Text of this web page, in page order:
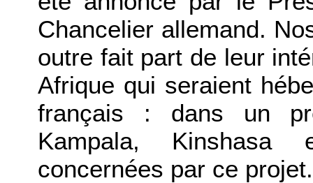
Chancelier allemand.
outre fait part de leur
Afrique qui seraient
français : dans un
Kampala, Kinshasa
concernées par ce projet.